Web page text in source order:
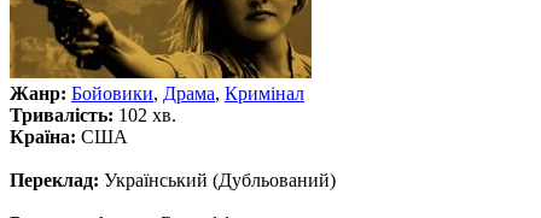
Жанр: Бойовики, Драма, Кримінал
Тривалість: 102 хв.
Країна: США
Переклад: Український (Дубльований)